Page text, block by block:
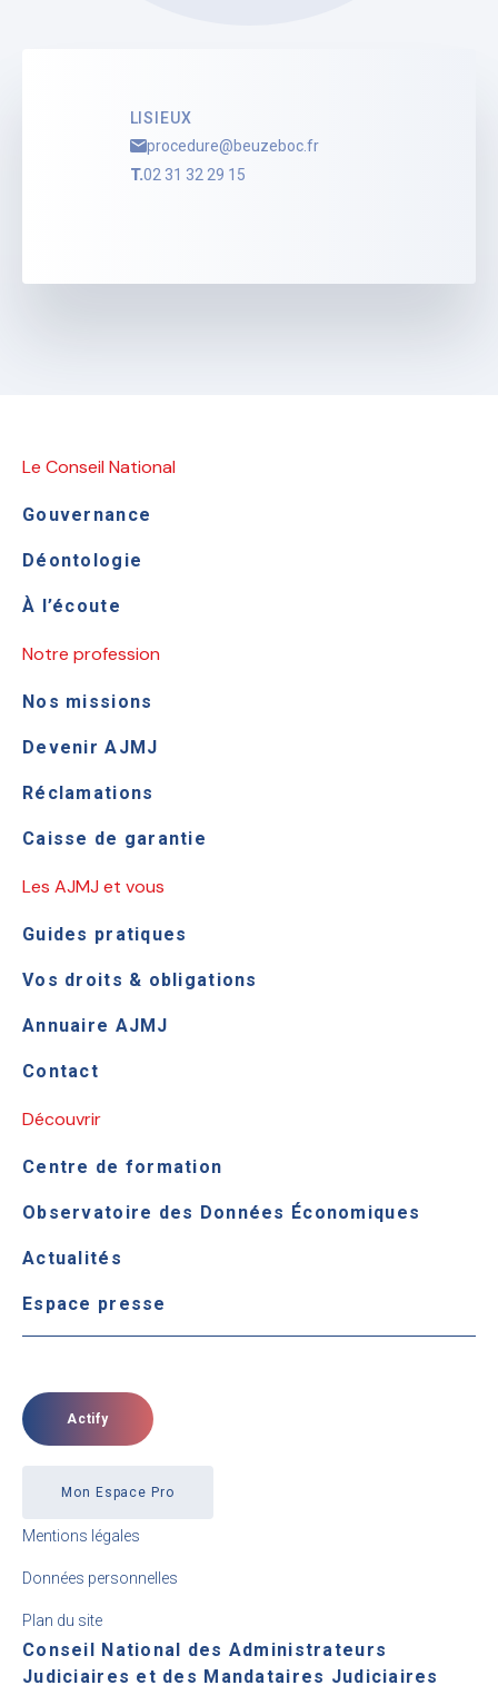
LISIEUX
procedure@beuzeboc.fr
T.02 31 32 29 15
Le Conseil National
Gouvernance
Déontologie
À l’écoute
Notre profession
Nos missions
Devenir AJMJ
Réclamations
Caisse de garantie
Les AJMJ et vous
Guides pratiques
Vos droits & obligations
Annuaire AJMJ
Contact
Découvrir
Centre de formation
Observatoire des Données Économiques
Actualités
Espace presse
Actify
Mon Espace Pro
Mentions légales
Données personnelles
Plan du site
Conseil National des Administrateurs
Judiciaires et des Mandataires Judiciaires